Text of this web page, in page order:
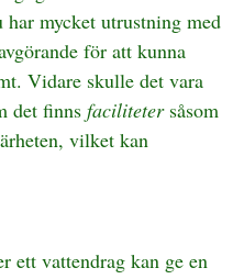
mycket utrustning med
för att kunna
Vidare skulle det vara
det finns facilitetersåsom
vilket kan
ett vattendrag kan ge en